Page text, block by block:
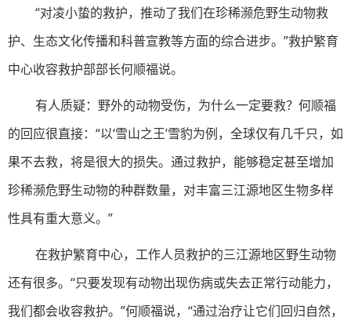
“对凌小蛰的救护，推动了我们在珍稀濒危野生动物救
护、生态文化传播和科普宣教等方面的综合进步。”救护繁育
中心收容救护部部长何顺福说。
有人质疑：野外的动物受伤，为什么一定要救？何顺福
的回应很直接：“以‘雪山之王’雪豹为例，全球仅有几千只，如
果不去救，将是很大的损失。通过救护，能够稳定甚至增加
珍稀濒危野生动物的种群数量，对丰富三江源地区生物多样
性具有重大意义。”
在救护繁育中心，工作人员救护的三江源地区野生动物
还有很多。“只要发现有动物出现伤病或失去正常行动能力，
我们都会收容救护。”何顺福说，“通过治疗让它们回归自然，